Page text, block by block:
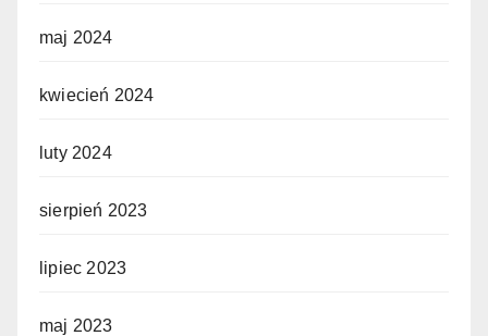
maj 2024
kwiecień 2024
luty 2024
sierpień 2023
lipiec 2023
maj 2023